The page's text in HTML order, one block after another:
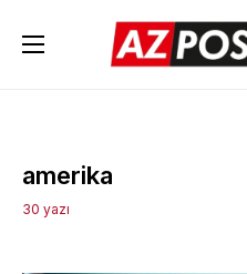
amerika
30 yazı